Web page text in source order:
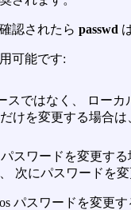
認されたら passwd
可能です:
スではなく、 ロー
けを変更する場合は
スワードを変更す
次にパスワードを
パスワードを変更す